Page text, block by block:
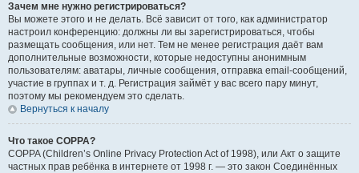
Зачем мне нужно регистрироваться?
Вы можете этого и не делать. Всё зависит от того, как администратор
настроил конференцию: должны ли вы зарегистрироваться, чтобы
размещать сообщения, или нет. Тем не менее регистрация даёт вам
дополнительные возможности, которые недоступны анонимным
пользователям: аватары, личные сообщения, отправка email-сообщений,
участие в группах и т. д. Регистрация займёт у вас всего пару минут,
поэтому мы рекомендуем это сделать.
Вернуться к началу
Что такое COPPA?
COPPA (Children’s Online Privacy Protection Act of 1998), или Акт о защите
частных прав ребёнка в интернете от 1998 г. — это закон Соединённых